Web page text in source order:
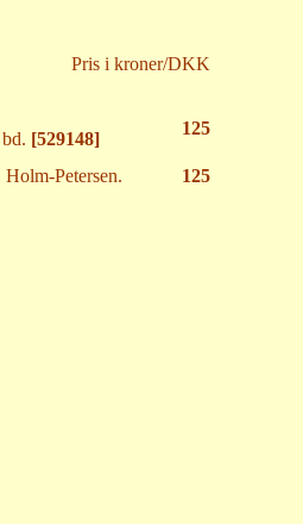
Pris i kroner/DKK
[529148]
125
Petersen.
125